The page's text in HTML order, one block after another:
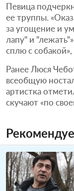
Певица
ее труппы.
за угощение и
лапу" и
сплю с
Ранее Люся
всеобщую
артистка
скучают «по